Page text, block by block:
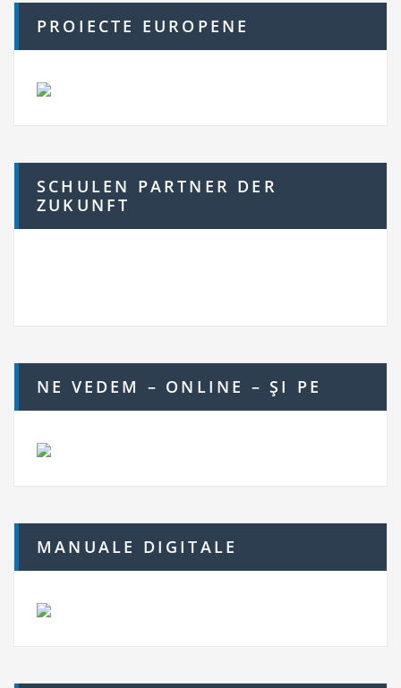
PROIECTE EUROPENE
SCHULEN PARTNER DER
ZUKUNFT
NE VEDEM – ONLINE – ŞI PE
MANUALE DIGITALE